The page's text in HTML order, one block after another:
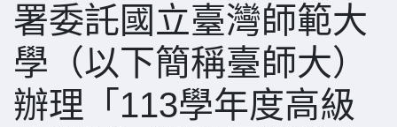
署委託國立臺灣師範大
學（以下簡稱臺師大）
辦理「113學年度高級